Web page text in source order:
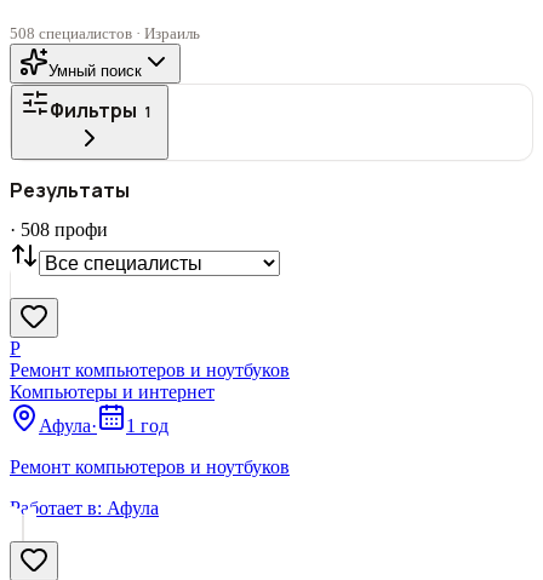
508 специалистов · Израиль
Умный поиск
Фильтры 1
Все
СТАТУС
VIP С фото
Нашли
Сбросить
Результаты
· 508 профи
Р
Ремонт компьютеров и ноутбуков
Компьютеры и интернет
Афула·
1 год
Ремонт компьютеров и ноутбуков
Работает в: Афула